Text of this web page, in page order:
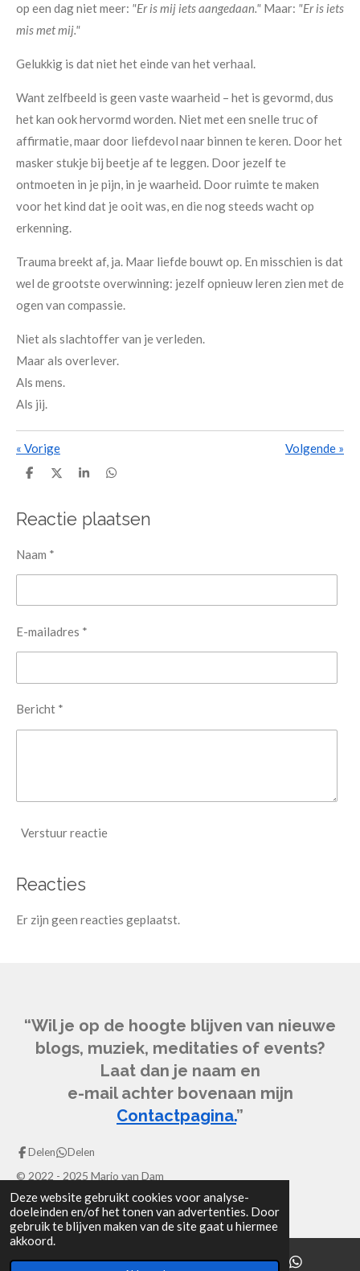
Deze website gebruikt cookies voor analyse-
doeleinden en/of het tonen van advertenties. Door
gebruik te blijven maken van de site gaat u hiermee
akkoord.
op een dag niet meer: "Er is mij iets aangedaan." Maar: "Er is iets
mis met mij."
Gelukkig is dat niet het einde van het verhaal.
Want zelfbeeld is geen vaste waarheid – het is gevormd, dus
het kan ook hervormd worden. Niet met een snelle truc of
affirmatie, maar door liefdevol naar binnen te keren. Door het
masker stukje bij beetje af te leggen. Door jezelf te
ontmoeten in je pijn, in je waarheid. Door ruimte te maken
voor het kind dat je ooit was, en die nog steeds wacht op
erkenning.
Trauma breekt af, ja. Maar liefde bouwt op. En misschien is dat
wel de grootste overwinning: jezelf opnieuw leren zien met de
ogen van compassie.
Niet als slachtoffer van je verleden.
Maar als overlever.
Als mens.
Als jij.
« Vorige Volgende »
D
e
n
D
l
S
r
e
D
e
n
Reactie plaatsen
Naam *
E-mailadres *
Bericht *
Verstuur reactie
Reacties
Er zijn geen reacties geplaatst.
“Wil je op de hoogte blijven van nieuwe
blogs, muziek, meditaties of events?
Laat dan je naam en
e-mail achter bovenaan mijn
Contactpagina.”
Delen Delen
© 2022 - 2025 Mario van Dam
Powered byJouwWeb